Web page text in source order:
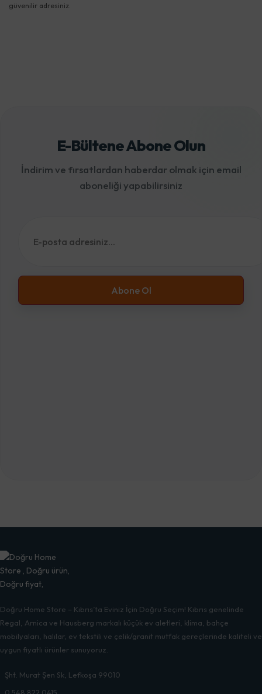
güvenilir adresiniz.
E-Bültene Abone Olun
İndirim ve fırsatlardan haberdar olmak için email
aboneliği yapabilirsiniz
Abone Ol
Doğru Home Store – Kıbrıs’ta Eviniz İçin Doğru Seçim! Kıbrıs genelinde
Regal, Arnica ve Hausberg markalı küçük ev aletleri, klima, bahçe
mobilyaları, halılar, ev tekstili ve çelik/granit mutfak gereçlerinde kaliteli ve
uygun fiyatlı ürünler sunuyoruz.
Şht. Murat Şen Sk, Lefkoşa 99010
0 548 822 0415